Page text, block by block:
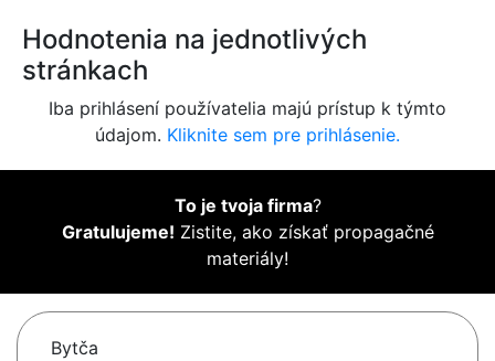
Hodnotenia na jednotlivých
stránkach
Iba prihlásení používatelia majú prístup k týmto
údajom. Kliknite sem pre prihlásenie.
To je tvoja firma?
Gratulujeme! Zistite, ako získať propagačné
materiály!
Bytča